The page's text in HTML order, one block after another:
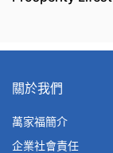
關於我們
萬家福簡介
企業社會責任